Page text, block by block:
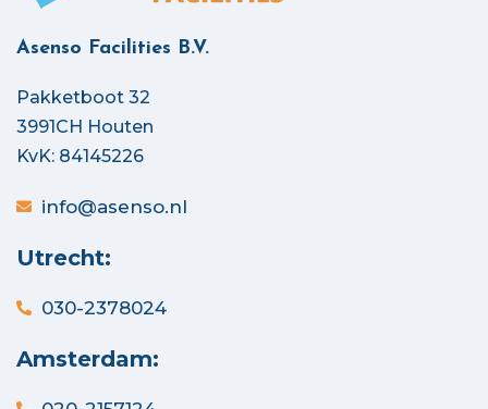
Asenso Facilities B.V.
Pakketboot 32
3991CH Houten
KvK: 84145226
info@asenso.nl
Utrecht:
030-2378024
Amsterdam: